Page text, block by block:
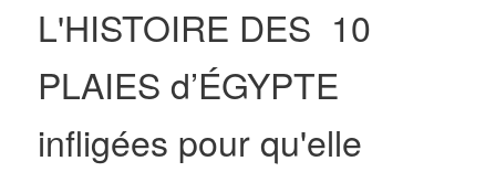
L'HISTOIRE DES 10
PLAIES d’ÉGYPTE
infligées pour qu'elle